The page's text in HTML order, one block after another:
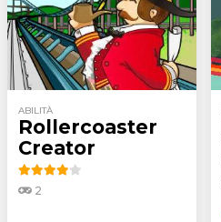
ABILITÀ
Rollercoaster
Creator
2